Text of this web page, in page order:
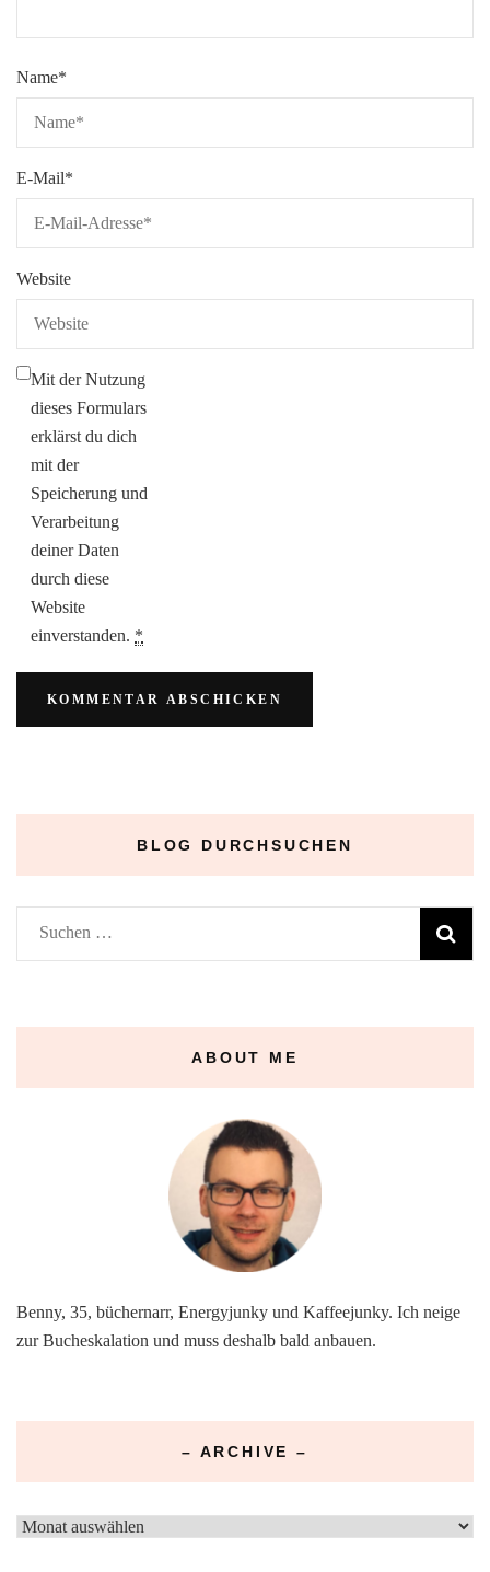
Name*
E-Mail*
Website
Mit der Nutzung
dieses Formulars
erklärst du dich
mit der
Speicherung und
Verarbeitung
deiner Daten
durch diese
Website
einverstanden. *
BLOG DURCHSUCHEN
Suchen
nach:
ABOUT ME
Benny, 35, büchernarr, Energyjunky und Kaffeejunky. Ich neige
zur Bucheskalation und muss deshalb bald anbauen.
– ARCHIVE –
–